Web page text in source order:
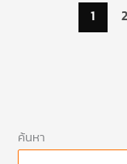
1 2
ค้นหา